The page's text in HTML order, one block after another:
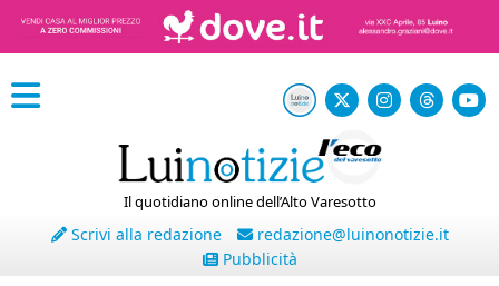
Il quotidiano online dell’Alto Varesotto
Scrivi alla redazione
redazione@luinonotizie.it
Pubblicità